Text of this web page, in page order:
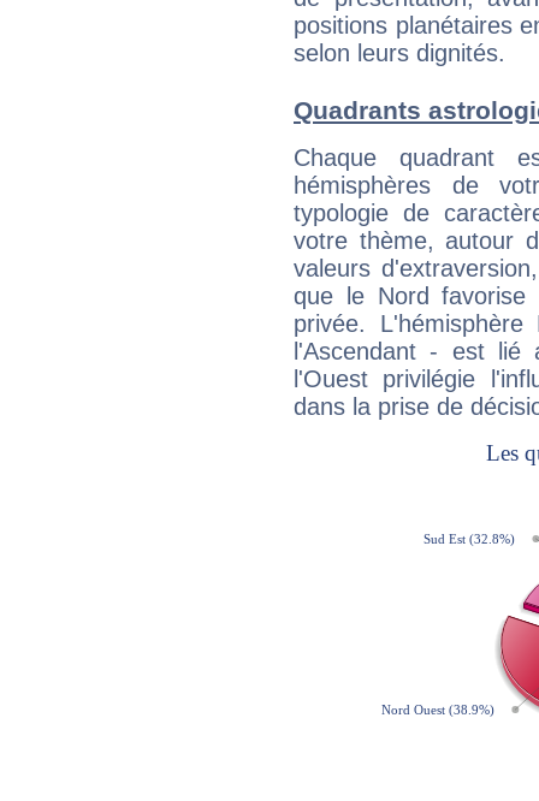
positions planétaires
selon leurs dignités.
Quadrants
Chaque quadrant
hémisphères de
typologie de
votre thème, autour
valeurs
que le Nord favorise
privée.
l'Ascendant - est
l'Ouest privilégie
dans la prise de